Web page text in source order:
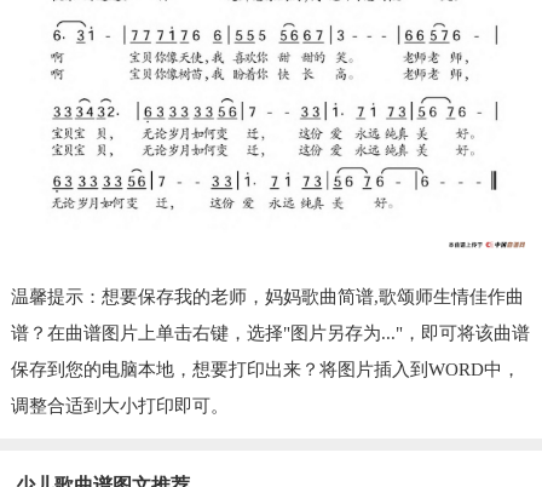
温馨提示：想要保存我的老师，妈妈歌曲简谱,歌颂师生情佳作曲
谱？在曲谱图片上单击右键，选择"图片另存为..."，即可将该曲谱
保存到您的电脑本地，想要打印出来？将图片插入到WORD中，
调整合适到大小打印即可。